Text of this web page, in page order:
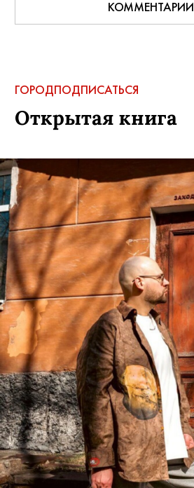
КОММЕНТАРИИ
ГОРОДПОДПИСАТЬСЯ
Открытая книга